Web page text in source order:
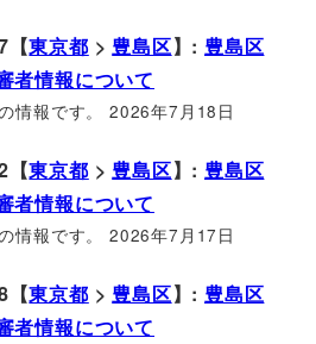
【東京都 >豊島区】:豊島区
者情報について
情報です。 2026年7月18日
【東京都 >豊島区】:豊島区
者情報について
情報です。 2026年7月17日
【東京都 >豊島区】:豊島区
者情報について